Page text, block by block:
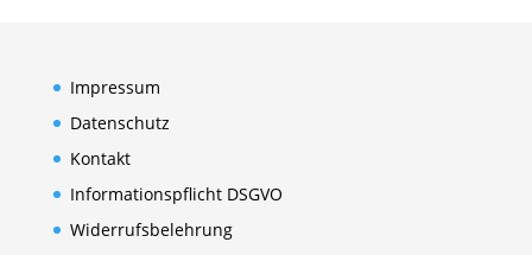
Impressum
Datenschutz
Kontakt
Informationspflicht DSGVO
Widerrufsbelehrung